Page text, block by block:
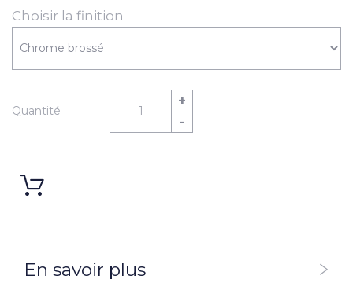
Choisir la finition
Quantité
+
-
En savoir plus